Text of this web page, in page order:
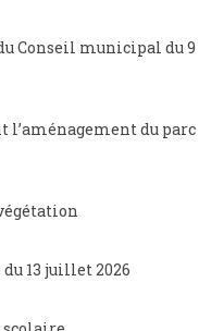
Conseil municipal du 9
du parc
13 juillet 2026